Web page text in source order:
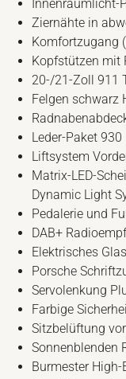
Innenraumlicht-
Ziernähte in
Komfortzugang
Kopfstützen mit
20-/21-Zoll 911
Felgen schwarz
Leder-Paket 930
Liftsystem
Matrix-LED-
Dynamic Light
Pedalerie und
DAB+
Elektrisches
Porsche
Servolenkung
Farbige
Sitzbelüftung
Sonnenblenden
Burmester High-